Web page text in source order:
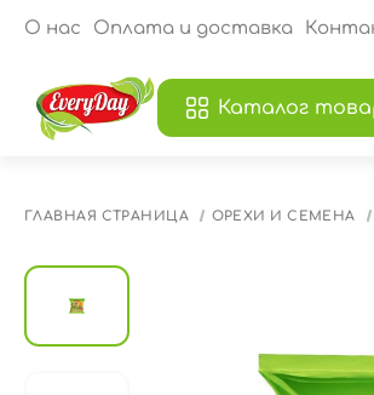
О нас Оплата и доставка
Каталог
ГЛАВНАЯ СТРАНИЦА ОРЕХИ И СЕМЕНА